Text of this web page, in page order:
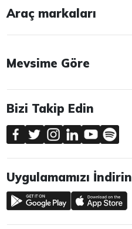
Araç markaları
Mevsime Göre
Bizi Takip Edin
Uygulamamızı İndirin